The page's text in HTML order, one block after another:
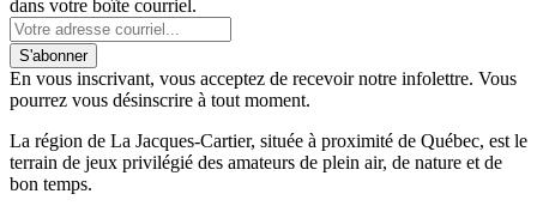
dans votre boîte courriel.
S'abonner
En vous inscrivant, vous acceptez de recevoir notre infolettre. Vous
pourrez vous désinscrire à tout moment.
La région de La Jacques-Cartier, située à proximité de Québec, est le
terrain de jeux privilégié des amateurs de plein air, de nature et de
bon temps.